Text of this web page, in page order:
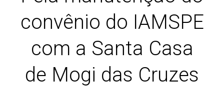
convênio do IAMSPE
com a Santa Casa
de Mogi das Cruzes